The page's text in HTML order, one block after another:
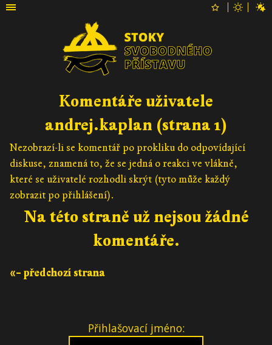
Komentáře uživatele
andrej.kaplan (strana 1)
Nezobrazí-li se komentář po prokliku do odpovídající
diskuse, znamená to, že se jedná o reakci ve vlákně,
které se uživatelé rozhodli skrýt (tyto může každý
zobrazit po přihlášení).
Na této straně už nejsou žádné
komentáře.
«– předchozí strana
Přihlašovací jméno: